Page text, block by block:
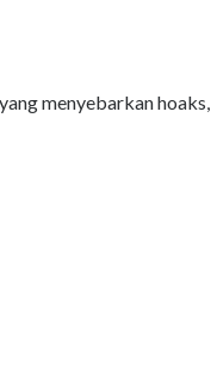
menyebarkan